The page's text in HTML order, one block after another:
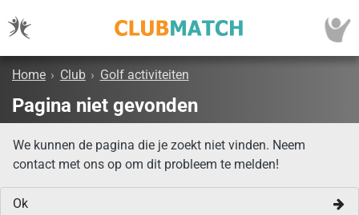
Home › Club › Golf activiteiten
Pagina niet gevonden
We kunnen de pagina die je zoekt niet vinden. Neem
contact met ons op om dit probleem te melden!
Ok